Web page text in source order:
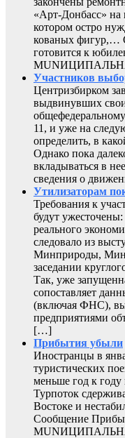
«Арт-Донбасс» на
котором остро
кованых фигур,…
готовится к
Участников
Центризбирком
выдвинувших
11, и уже на
определить, в
Однако пока
вкладываться в
сведения о
Утилизаторам
Требования к
будут
реального
следовало из
Минприроды,
заседании
Так, уже
сопоставляет
(включая ФНС),
предприятиями
[…]
Прибытия убыли
Иностранцы в
туристических
меньше год к году
Турпоток
Востоке и
Сообщение